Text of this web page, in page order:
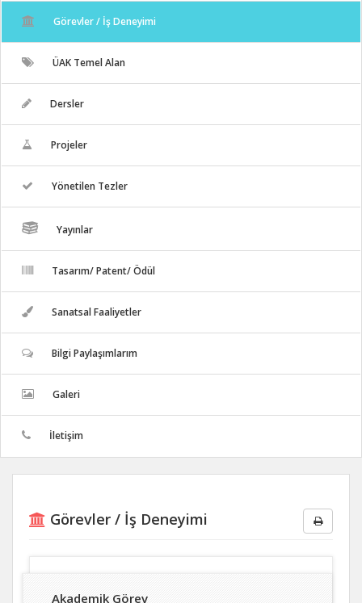
Görevler / İş Deneyimi
ÜAK Temel Alan
Dersler
Projeler
Yönetilen Tezler
Yayınlar
Tasarım/ Patent/ Ödül
Sanatsal Faaliyetler
Bilgi Paylaşımlarım
Galeri
İletişim
Görevler / İş Deneyimi
Akademik Görev